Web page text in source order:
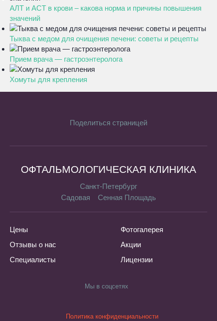
АЛТ и АСТ в крови – какова норма и причины повышения
значений
Тыква с медом для очищения печени: советы и рецепты
Прием врача — гастроэнтеролога
Хомуты для крепления
Поделиться страницей
ОФТАЛЬМОЛОГИЧЕСКАЯ КЛИНИКА
Санкт-Петербург
Садовая
Сенная Площадь
Цены
Отзывы о нас
Специалисты
Фотогалерея
Акции
Лицензии
Мы в соцсетях
Политика конфиденциальности